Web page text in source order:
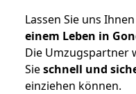
Lassen Sie uns
einem Leben in
Die Umzugspartner
Sieschnell und
einziehen können.